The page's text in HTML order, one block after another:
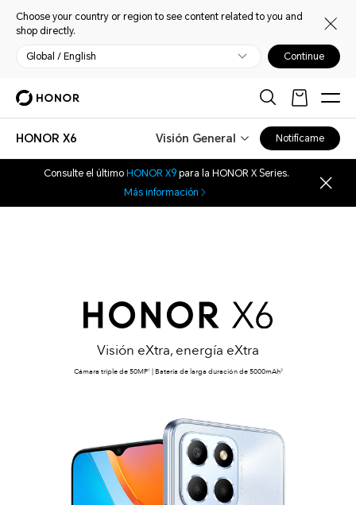
Choose your country or region to see content related to you and
shop directly.
Global / English Continue
HONOR X6 Visión General Notifícame
Consulte el último HONOR X9para la HONOR X Series.
Más información
Visión eXtra, energía eXtra
Cámara triple de 50MP1 | Batería de larga duración de 5000mAh2